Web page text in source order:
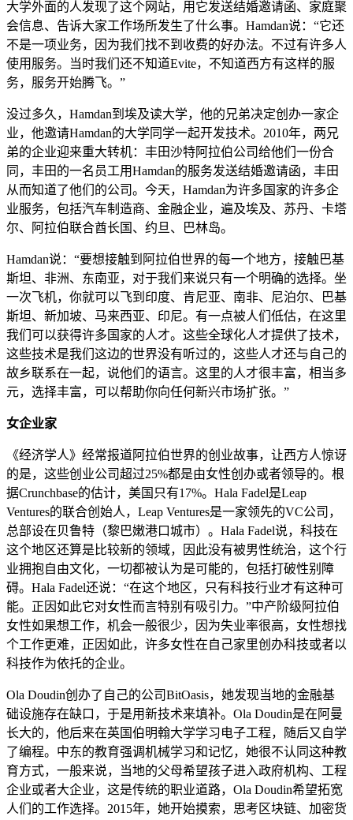
大学外面的人发现了这个网站，用它发送结婚邀请函、家庭聚
会信息、告诉大家工作场所发生了什么事。Hamdan说：“它还
不是一项业务，因为我们找不到收费的好办法。不过有许多人
使用服务。当时我们还不知道Evite，不知道西方有这样的服
务，服务开始腾飞。”
没过多久，Hamdan到埃及读大学，他的兄弟决定创办一家企
业，他邀请Hamdan的大学同学一起开发技术。2010年，两兄
弟的企业迎来重大转机：丰田沙特阿拉伯公司给他们一份合
同，丰田的一名员工用Hamdan的服务发送结婚邀请函，丰田
从而知道了他们的公司。今天，Hamdan为许多国家的许多企
业服务，包括汽车制造商、金融企业，遍及埃及、苏丹、卡塔
尔、阿拉伯联合酋长国、约旦、巴林岛。
Hamdan说：“要想接触到阿拉伯世界的每一个地方，接触巴基
斯坦、非洲、东南亚，对于我们来说只有一个明确的选择。坐
一次飞机，你就可以飞到印度、肯尼亚、南非、尼泊尔、巴基
斯坦、新加坡、马来西亚、印尼。有一点被人们低估，在这里
我们可以获得许多国家的人才。这些全球化人才提供了技术，
这些技术是我们这边的世界没有听过的，这些人才还与自己的
故乡联系在一起，说他们的语言。这里的人才很丰富，相当多
元，选择丰富，可以帮助你向任何新兴市场扩张。”
女企业家
《经济学人》经常报道阿拉伯世界的创业故事，让西方人惊讶
的是，这些创业公司超过25%都是由女性创办或者领导的。根
据Crunchbase的估计，美国只有17%。Hala Fadel是Leap
Ventures的联合创始人，Leap Ventures是一家领先的VC公司，
总部设在贝鲁特（黎巴嫩港口城市）。Hala Fadel说，科技在
这个地区还算是比较新的领域，因此没有被男性统治，这个行
业拥抱自由文化，一切都被认为是可能的，包括打破性别障
碍。Hala Fadel还说：“在这个地区，只有科技行业才有这种可
能。正因如此它对女性而言特别有吸引力。”中产阶级阿拉伯
女性如果想工作，机会一般很少，因为失业率很高，女性想找
个工作更难，正因如此，许多女性在自己家里创办科技或者以
科技作为依托的企业。
Ola Doudin创办了自己的公司BitOasis，她发现当地的金融基
础设施存在缺口，于是用新技术来填补。Ola Doudin是在阿曼
长大的，他后来在英国伯明翰大学学习电子工程，随后又自学
了编程。中东的教育强调机械学习和记忆，她很不认同这种教
育方式，一般来说，当地的父母希望孩子进入政府机构、工程
企业或者大企业，这是传统的职业道路，Ola Doudin希望拓宽
人们的工作选择。2015年，她开始摸索，思考区块链、加密货